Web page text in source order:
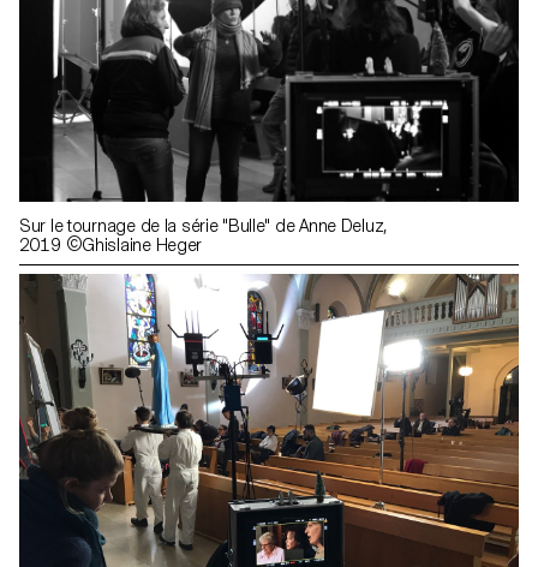
Sur le tournage de la série "Bulle" de Anne Deluz,
2019 ©Ghislaine Heger